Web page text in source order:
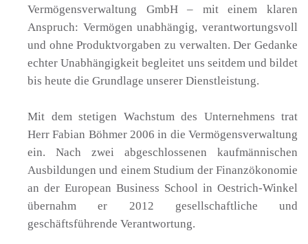
Vermögensverwaltung GmbH – mit einem klaren
Anspruch: Vermögen unabhängig, verantwortungsvoll
und ohne Produktvorgaben zu verwalten. Der Gedanke
echter Unabhängigkeit begleitet uns seitdem und bildet
bis heute die Grundlage unserer Dienstleistung.
Mit dem stetigen Wachstum des Unternehmens trat
Herr Fabian Böhmer 2006 in die Vermögensverwaltung
ein. Nach zwei abgeschlossenen kaufmännischen
Ausbildungen und einem Studium der Finanzökonomie
an der European Business School in Oestrich-Winkel
übernahm er 2012 gesellschaftliche und
geschäftsführende Verantwortung.